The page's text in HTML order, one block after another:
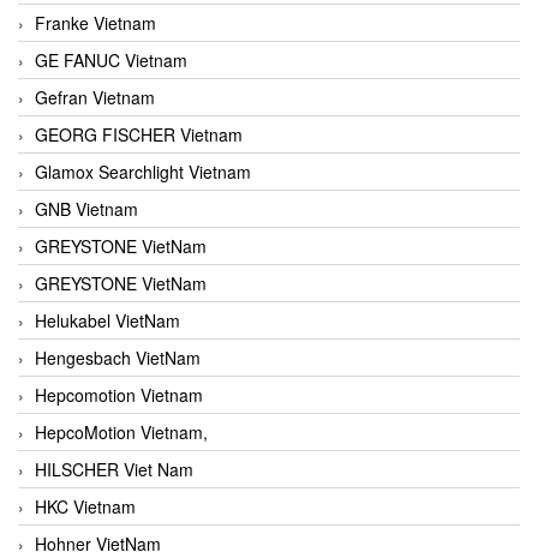
Franke Vietnam
GE FANUC Vietnam
Gefran Vietnam
GEORG FISCHER Vietnam
Glamox Searchlight Vietnam
GNB Vietnam
GREYSTONE VietNam
GREYSTONE VietNam
Helukabel VietNam
Hengesbach VietNam
Hepcomotion Vietnam
HepcoMotion Vietnam,
HILSCHER Viet Nam
HKC Vietnam
Hohner VietNam